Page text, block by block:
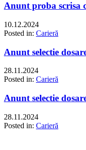
Anunt proba scrisa
10.12.2024
Posted in: Carieră
Anunt selectie
28.11.2024
Posted in: Carieră
Anunt selectie
28.11.2024
Posted in: Carieră